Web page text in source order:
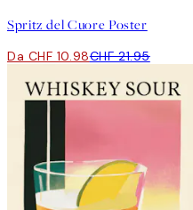
Spritz del Cuore Poster
Da CHF 10.98CHF 21.95